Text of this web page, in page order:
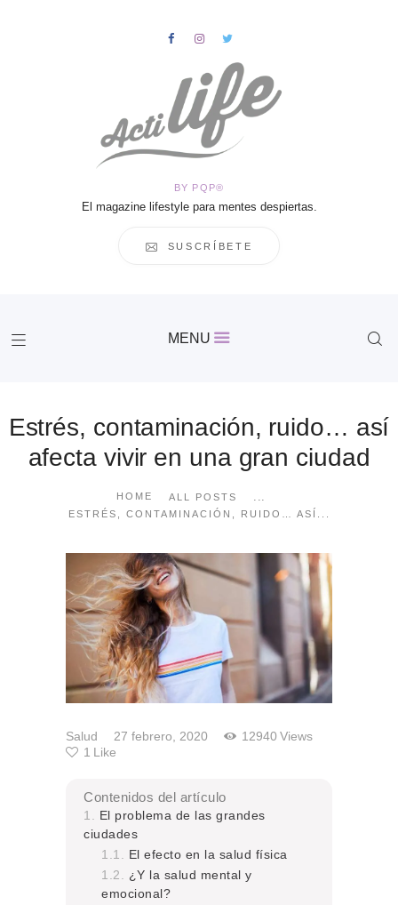
BY PQP®
El magazine lifestyle para mentes despiertas.
SUSCRÍBETE
MENU
Estrés, contaminación, ruido… así
afecta vivir en una gran ciudad
HOME ALL POSTS ...
ESTRÉS, CONTAMINACIÓN, RUIDO… ASÍ...
HOME
Salud
Salud 27 febrero, 2020 12940 Views
1 Like
Contenidos del artículo
El problema de las grandes
ciudades
El efecto en la salud física
¿Y la salud mental y
emocional?